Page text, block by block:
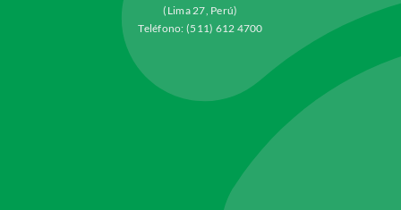
(Lima 27, Perú)
Teléfono: (511) 612 4700